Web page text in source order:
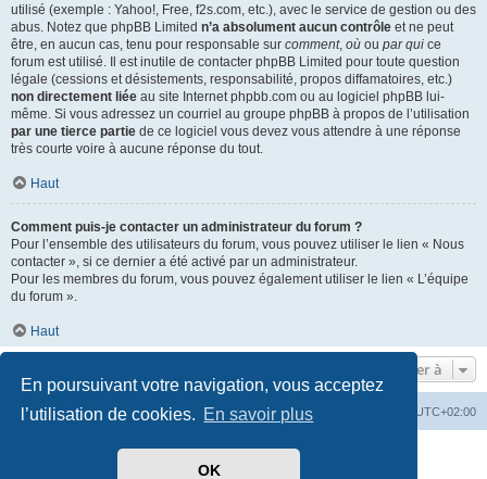
En poursuivant votre navigation, vous acceptez
l’utilisation de cookies. En savoir plus
OK
utilisé (exemple : Yahoo!, Free, f2s.com, etc.), avec le service de gestion ou des
abus. Notez que phpBB Limited n’a absolument aucun contrôle et ne peut
être, en aucun cas, tenu pour responsable sur comment, où ou par qui ce
forum est utilisé. Il est inutile de contacter phpBB Limited pour toute question
légale (cessions et désistements, responsabilité, propos diffamatoires, etc.)
non directement liée au site Internet phpbb.com ou au logiciel phpBB lui-
même. Si vous adressez un courriel au groupe phpBB à propos de l’utilisation
par une tierce partie de ce logiciel vous devez vous attendre à une réponse
très courte voire à aucune réponse du tout.
Haut
Comment puis-je contacter un administrateur du forum ?
Pour l’ensemble des utilisateurs du forum, vous pouvez utiliser le lien « Nous
contacter », si ce dernier a été activé par un administrateur.
Pour les membres du forum, vous pouvez également utiliser le lien « L’équipe
du forum ».
Haut
Aller à
Index du forum UTC+02:00
Développé parphpBB® Forum Software © phpBB Limited
Traduit par